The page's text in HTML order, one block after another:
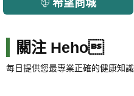
希望商城
關注 Heho
每日提供您最專業正確的健康知識